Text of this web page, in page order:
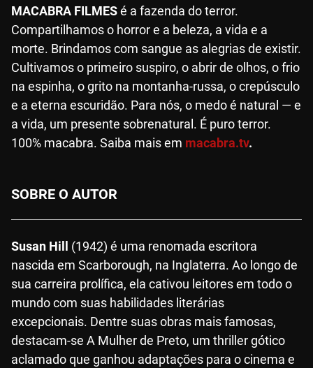
MACABRA FILMESé a fazenda do terror.
Compartilhamos o horror e a beleza, a vida e a
morte. Brindamos com sangue as alegrias de existir.
Cultivamos o primeiro suspiro, o abrir de olhos, o frio
na espinha, o grito na montanha-russa, o crepúsculo
e a eterna escuridão. Para nós, o medo é natural — e
a vida, um presente sobrenatural. É puro terror.
100% macabra. Saiba mais em macabra.tv.
SOBRE O AUTOR
Susan Hill
(1942) é uma renomada escritora
nascida em Scarborough, na Inglaterra. Ao longo de
sua carreira prolífica, ela cativou leitores em todo o
mundo com suas habilidades literárias
excepcionais. Dentre suas obras mais famosas,
destacam-se A Mulher de Preto, um thriller gótico
aclamado que ganhou adaptações para o cinema e